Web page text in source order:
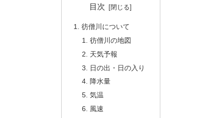
目次
彷僧川について
彷僧川の地図
天気予報
日の出・日の入り
降水量
気温
風速